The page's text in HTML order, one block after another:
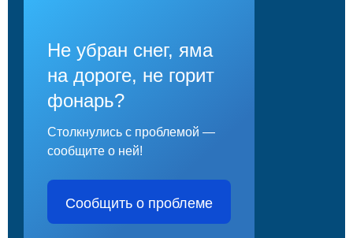
Не убран снег, яма
на дороге, не горит
фонарь?
Столкнулись с проблемой —
сообщите о ней!
Сообщить о проблеме